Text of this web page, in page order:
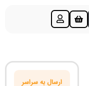
ارسال به سراسر